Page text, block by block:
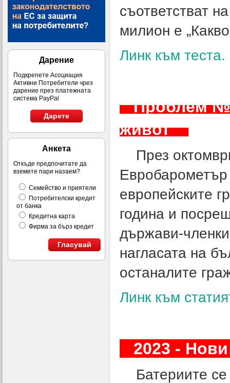
Дарение
Подкрепете Асоциация
Активни Потребители чрез
дарение през платежната
система PayPal
Дарете
Анкета
Откъде предпочитате да
вземете пари назаем?
Семейство и приятели
Потребителски кредит
от банка
Кредитна карта
Фирма за бърз кредит
Гласувай
съответстват
милион е
Линк към теста.
Проблем № 1
живот
През
европейските
година и
държави-
нагласата на
останалите
Линк към
2023 -
Батериите се